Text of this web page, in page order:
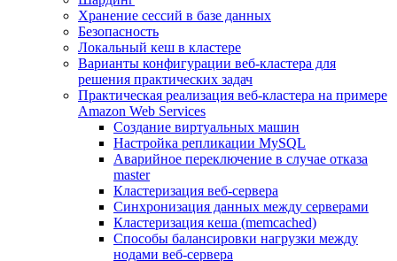
Хранение сессий в базе данных
Безопасность
Локальный кеш в кластере
Варианты конфигурации веб-кластера для
решения практических задач
Практическая реализация веб-кластера на примере
Amazon Web Services
Создание виртуальных машин
Настройка репликации MySQL
Аварийное переключение в случае отказа
master
Кластеризация веб-сервера
Синхронизация данных между серверами
Кластеризация кеша (memcached)
Способы балансировки нагрузки между
нодами веб-сервера